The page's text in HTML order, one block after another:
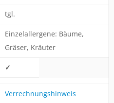
tgl.
Einzelallergene: Bäume,
Gräser, Kräuter
✓
Verrechnungshinweis